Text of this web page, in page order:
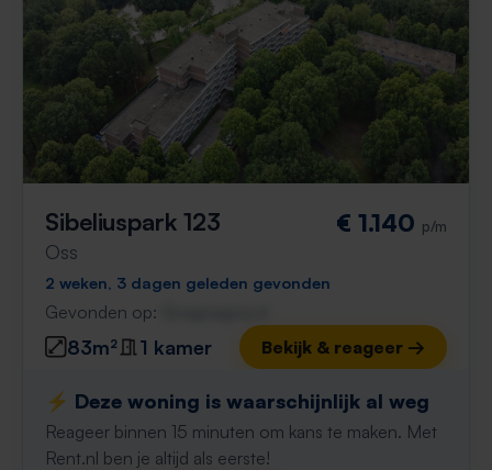
Sibeliuspark 123
Oss
€ 1.140 p/m
2 weken, 3 dagen geleden gevonden
Gevonden op:
83m² 1 kamer Bekijk & reageer →
⚡️ Deze woning is waarschijnlijk al weg
Reageer binnen 15 minuten om kans te maken. Met
Rent.nl ben je altijd als eerste!